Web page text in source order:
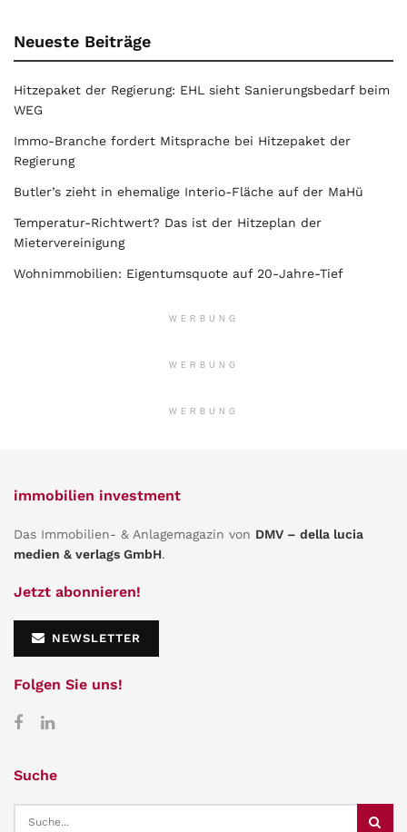
Neueste Beiträge
Hitzepaket der Regierung: EHL sieht Sanierungsbedarf beim
WEG
Immo-Branche fordert Mitsprache bei Hitzepaket der
Regierung
Butler’s zieht in ehemalige Interio-Fläche auf der MaHü
Temperatur-Richtwert? Das ist der Hitzeplan der
Mietervereinigung
Wohnimmobilien: Eigentumsquote auf 20-Jahre-Tief
WERBUNG
WERBUNG
WERBUNG
immobilien investment
Das Immobilien- & Anlagemagazin von DMV – della lucia
medien & verlags GmbH.
Jetzt abonnieren!
NEWSLETTER
Folgen Sie uns!
Suche